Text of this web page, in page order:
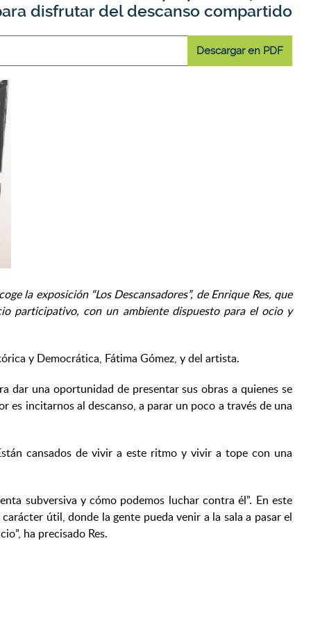
disfrutar del descanso compartido
Descargar en PDF
la exposición “Los Descansadores”, de Enrique Res, que
participativo, con un ambiente dispuesto para el ocio y
y Democrática, Fátima Gómez, y del artista.
dar una oportunidad de presentar sus obras a quienes se
es incitarnos al descanso, a parar un poco a través de una
cansados de vivir a este ritmo y vivir a tope con una
subversiva y cómo podemos luchar contra él”. En este
útil, donde la gente pueda venir a la sala a pasar el
ha precisado Res.